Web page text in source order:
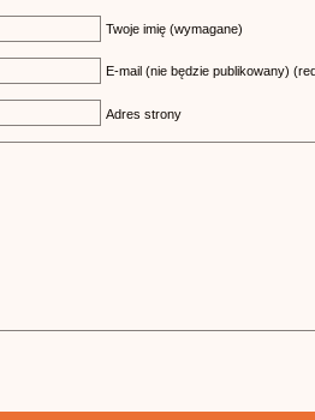
Twoje imię (wymagane)
E-mail (nie będzie publikowany)
Adres strony